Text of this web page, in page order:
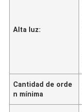
Alta luz:
Cantidad de orde
n mínima